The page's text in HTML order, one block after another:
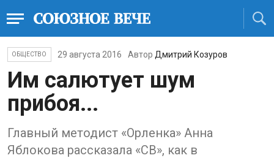
ОБЩЕСТВО 29 августа 2016 Автор Дмитрий Козуров
Им салютует шум
прибоя...
Главный методист «Орленка» Анна
Яблокова рассказала «СВ», как в